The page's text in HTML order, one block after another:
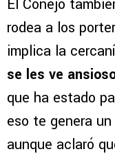
El Conejo
rodea a los
implica la
se les ve
que ha estado
eso te genera
aunque aclaró